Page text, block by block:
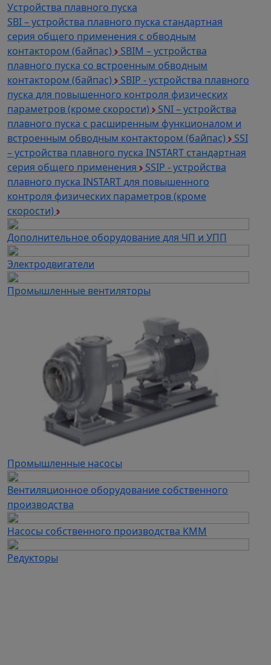
Устройства плавного пуска
SBI – устройства плавного пуска стандартная
серия общего применения с обводным
контактором (байпас)
SBIM – устройства
плавного пуска со встроенным обводным
контактором (байпас)
SBIP - устройства плавного
пуска для повышенного контроля физических
параметров (кроме скорости)
SNI – устройства
плавного пуска с расширенным функционалом и
встроенным обводным контактором (байпас)
SSI
– устройства плавного пуска INSTART стандартная
серия общего применения
SSIP - устройства
плавного пуска INSTART для повышенного
контроля физических параметров (кроме
скорости)
Дополнительное оборудование для ЧП и УПП
Электродвигатели
Промышленные вентиляторы
Промышленные насосы
Вентиляционное оборудование собственного
производства
Насосы собственного производства KMM
Редукторы